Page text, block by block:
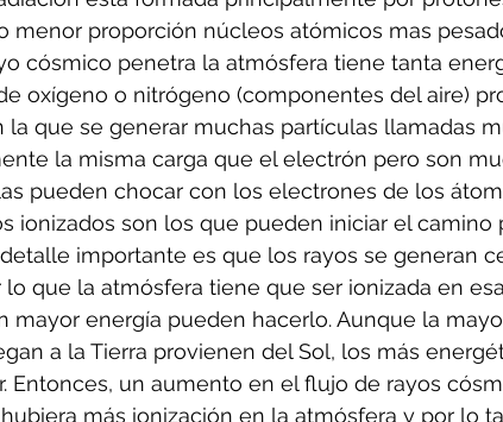
menor proporción núcleos atómicos mas
cósmico penetra la atmósfera tiene tanta
oxígeno o nitrógeno (componentes del aire)
la que se generar muchas partículas llamadas
la misma carga que el electrón pero son
pueden chocar con los electrones de los
ionizados son los que pueden iniciar el camino
importante es que los rayos se generan
que la atmósfera tiene que ser ionizada en
mayor energía pueden hacerlo. Aunque la
a la Tierra provienen del Sol, los más
Entonces, un aumento en el flujo de rayos
más ionización en la atmósfera y por lo